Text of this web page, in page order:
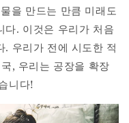
을 만드는 만큼 미래도
다. 이것은 우리가 처음
. 우리가 전에 시도한 적
, 우리는 공장을 확장
니다!